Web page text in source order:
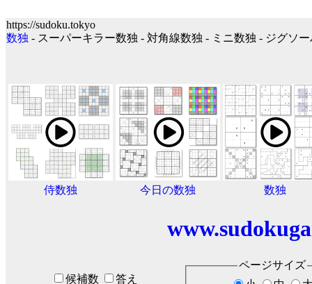
https://sudoku.tokyo
数独 - スーパーキラー数独 - 対角線数独 - ミニ数独 - ジグソ
侍数独 今日の数独 数独
候補数 答え
ページサイズ